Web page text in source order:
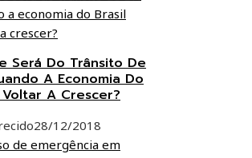
Será Do Trânsito De
A Economia Do
A Crescer?
28/12/2018